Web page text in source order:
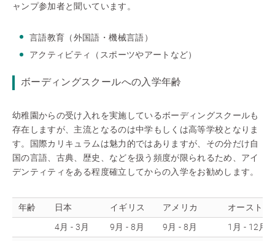
ャンプ参加者と聞いています。
言語教育（外国語・機械言語）
アクティビティ（スポーツやアートなど）
ボーディングスクールへの入学年齢
幼稚園からの受け入れを実施しているボーディングスクールも
存在しますが、主流となるのは中学もしくは高等学校となりま
す。国際カリキュラムは魅力的ではありますが、その分だけ自
国の言語、古典、歴史、などを扱う頻度が限られるため、アイ
デンティティをある程度確立してからの入学をお勧めします。
年齢 日本 イギリス アメリカ
オーストラ
4月 - 3月
9月 - 8月 9月 - 8月
1月 - 12月